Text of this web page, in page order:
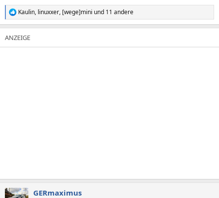
R
e
a
k
t
Kaulin, linuxxer, [wege]mini und 11 andere
GERmaximus